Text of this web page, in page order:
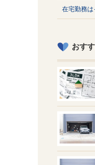
在宅勤務
おす